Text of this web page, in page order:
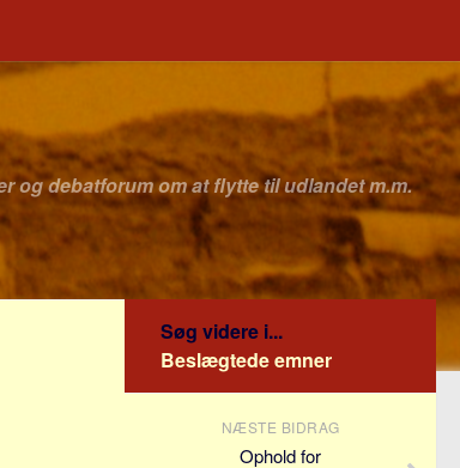
og debatforum om at flytte til udlandet m.m.
Søg videre i...
Beslægtede emner
NÆSTE BIDRAG
Ophold for